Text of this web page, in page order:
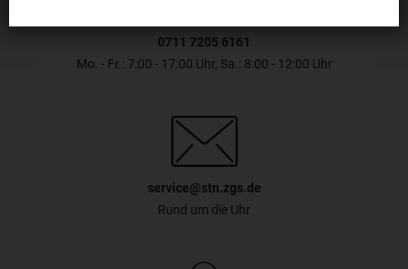
0711 7205 6161
Mo. - Fr.: 7:00 - 17:00 Uhr, Sa.: 8:00 - 12:00 Uhr
service@stn.zgs.de
Rund um die Uhr